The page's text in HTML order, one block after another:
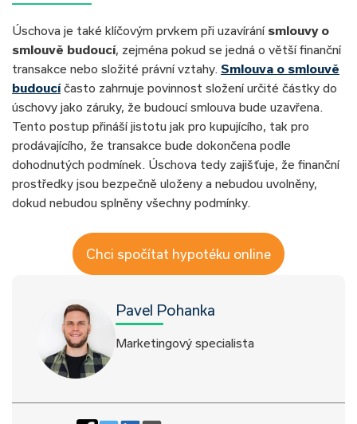
Úschova je také klíčovým prvkem při uzavírání smlouvy o
smlouvě budoucí, zejména pokud se jedná o větší finanční
transakce nebo složité právní vztahy. Smlouva o smlouvě
budoucíčasto zahrnuje povinnost složení určité částky do
úschovy jako záruky, že budoucí smlouva bude uzavřena.
Tento postup přináší jistotu jak pro kupujícího, tak pro
prodávajícího, že transakce bude dokončena podle
dohodnutých podmínek. Úschova tedy zajišťuje, že finanční
prostředky jsou bezpečně uloženy a nebudou uvolněny,
dokud nebudou splněny všechny podmínky.
Chci spočítat hypotéku online
Pavel Pohanka
Marketingový specialista